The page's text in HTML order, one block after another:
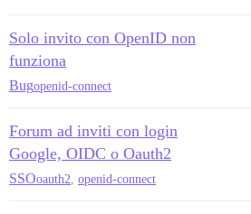
Solo invito con OpenID non
funziona
Bugopenid-connect
Forum ad inviti con login
Google, OIDC o Oauth2
SSOoauth2 openid-connect